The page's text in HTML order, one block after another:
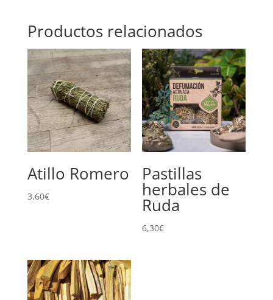
Productos relacionados
Atillo Romero
3,60€
Pastillas
herbales de
Ruda
6,30€